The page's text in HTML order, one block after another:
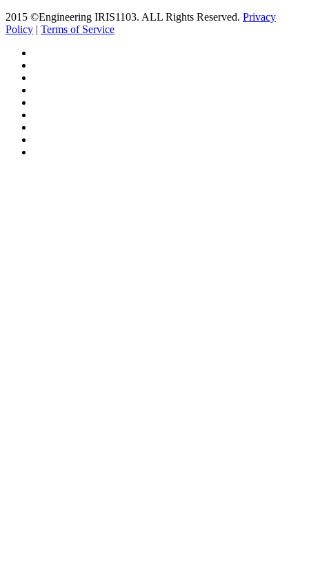
2015 ©Engineering IRIS1103. ALL Rights Reserved. Privacy
Policy | Terms of Service